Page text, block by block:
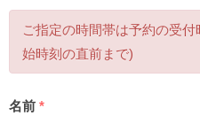
ご指定の時間帯は予約の受
始時刻の直前まで)
名前 *